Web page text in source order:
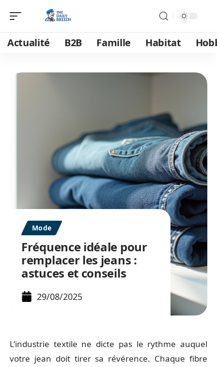
Actualité B2B Famille Habitat
Mode
Fréquence idéale pour
remplacer les jeans :
astuces et conseils
29/08/2025
L’industrie textile ne dicte pas le rythme auquel
votre jean doit tirer sa révérence. Chaque fibre